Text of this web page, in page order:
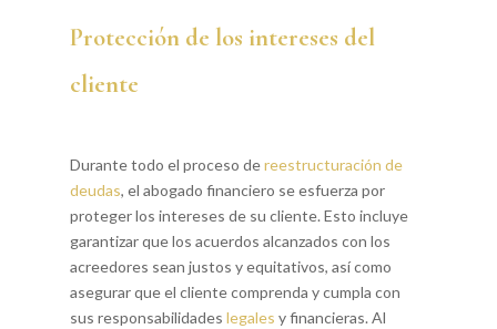
Protección de los intereses del
cliente
Durante todo el proceso dereestructuración de
deudas, el abogado financiero se esfuerza por
proteger los intereses de su cliente. Esto incluye
garantizar que los acuerdos alcanzados con los
acreedores sean justos y equitativos, así como
asegurar que el cliente comprenda y cumpla con
sus responsabilidades legales y financieras. Al